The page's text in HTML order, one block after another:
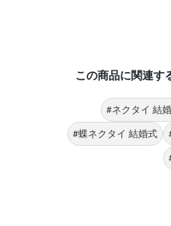
この商品に関連す
#ネクタイ 結
#蝶ネクタイ 結婚式